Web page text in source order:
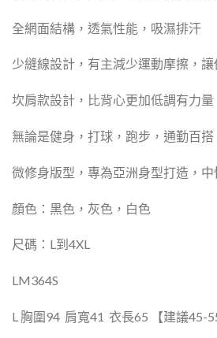
全網面結構，透氣性能，吸濕排汗
少縫線設計，有主減少運動摩擦，
坎肩款設計，比背心更加低調有力量
無論是健身，打球，跑步，通勤百搭
微修身版型，專為亞洲身型打造，
顏色：黑色，灰色，白色
尺碼：L到4XL
LM364S
L 胸圍94 肩寬41 衣長65 【建議45-